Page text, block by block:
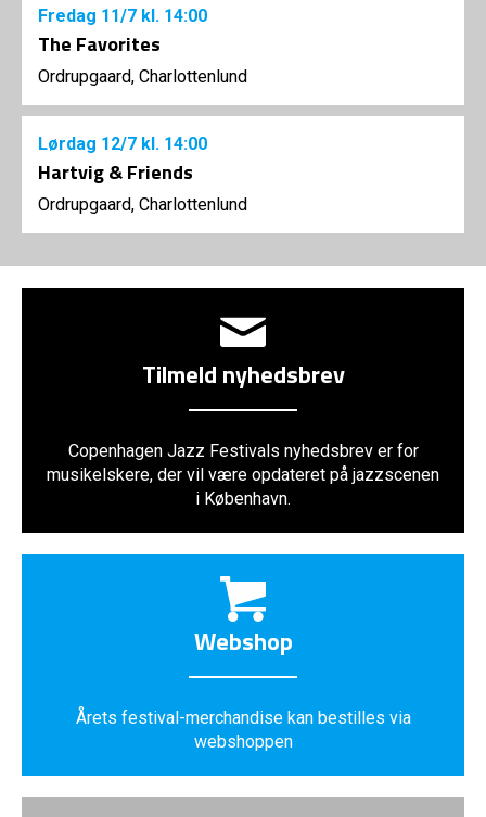
Fredag 11/7 kl. 14:00
The Favorites
Ordrupgaard, Charlottenlund
Lørdag 12/7 kl. 14:00
Hartvig & Friends
Ordrupgaard, Charlottenlund
Tilmeld nyhedsbrev
Copenhagen Jazz Festivals nyhedsbrev er for
musikelskere, der vil være opdateret på jazzscenen
i København.
Webshop
Årets festival-merchandise kan bestilles via
webshoppen